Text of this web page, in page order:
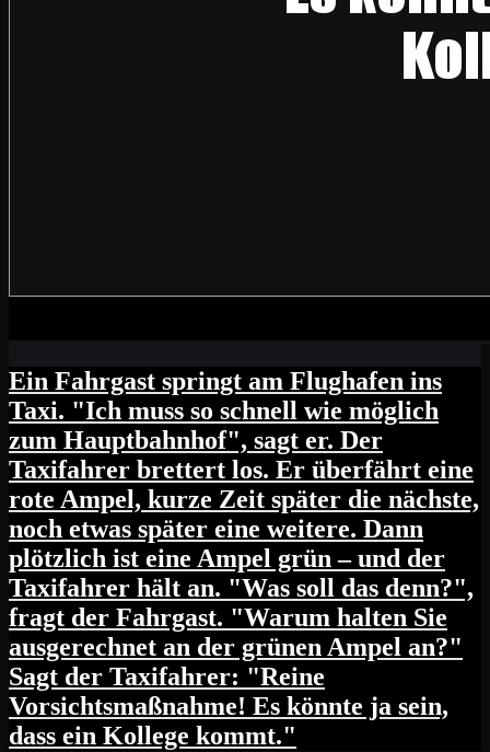
Ein Fahrgast springt am Flughafen ins
Taxi. "Ich muss so schnell wie möglich
zum Hauptbahnhof", sagt er. Der
Taxifahrer brettert los. Er überfährt eine
rote Ampel, kurze Zeit später die nächste,
noch etwas später eine weitere. Dann
plötzlich ist eine Ampel grün – und der
Taxifahrer hält an. "Was soll das denn?",
fragt der Fahrgast. "Warum halten Sie
ausgerechnet an der grünen Ampel an?"
Sagt der Taxifahrer: "Reine
Vorsichtsmaßnahme! Es könnte ja sein,
dass ein Kollege kommt."